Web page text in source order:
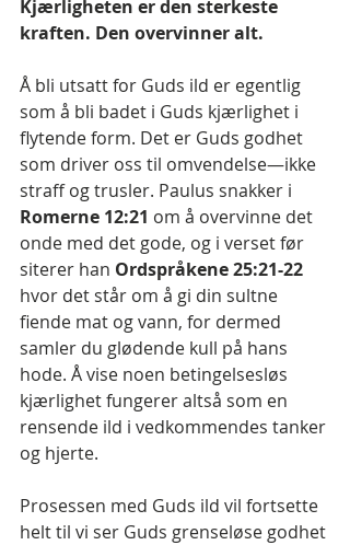
Kjærligheten er den sterkeste
kraften. Den overvinner alt.
Å bli utsatt for Guds ild er egentlig
som å bli badet i Guds kjærlighet i
flytende form. Det er Guds godhet
som driver oss til omvendelse—ikke
straff og trusler. Paulus snakker i
Romerne 12:21 om å overvinne det
onde med det gode, og i verset før
siterer han Ordspråkene 25:21-22
hvor det står om å gi din sultne
fiende mat og vann, for dermed
samler du glødende kull på hans
hode. Å vise noen betingelsesløs
kjærlighet fungerer altså som en
rensende ild i vedkommendes tanker
og hjerte.
Prosessen med Guds ild vil fortsette
helt til vi ser Guds grenseløse godhet